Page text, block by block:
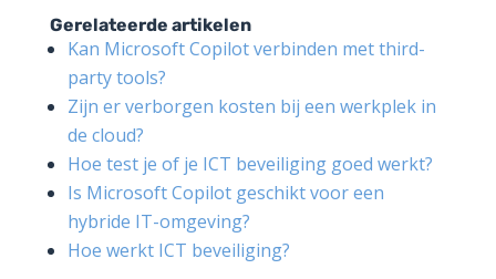
Gerelateerde artikelen
Kan Microsoft Copilot verbinden met third-
party tools?
Zijn er verborgen kosten bij een werkplek in
de cloud?
Hoe test je of je ICT beveiliging goed werkt?
Is Microsoft Copilot geschikt voor een
hybride IT-omgeving?
Hoe werkt ICT beveiliging?